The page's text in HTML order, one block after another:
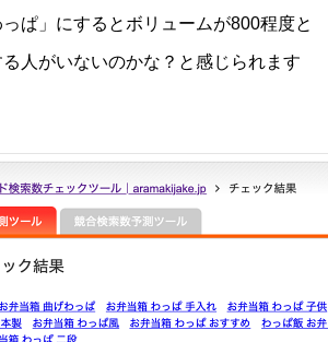
ぱ」にするとボリュームが800程度と
人がいないのかな？と感じられます